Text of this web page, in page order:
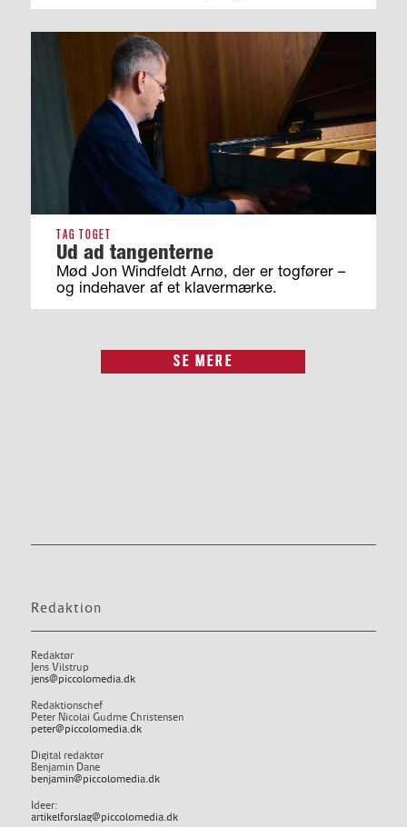
TAG TOGET
Ud ad tangenterne
Mød Jon Windfeldt Arnø, der er togfører –
og indehaver af et klavermærke.
SE MERE
Redaktion
Redaktør
Jens Vilstrup
jens@piccolomedia.dk
Redaktionschef
Peter Nicolai Gudme Christensen
peter@piccolomedia.dk
Digital redaktør
Benjamin Dane
benjamin@piccolomedia.dk
Ideer:
artikelforslag@piccolomedia.dk